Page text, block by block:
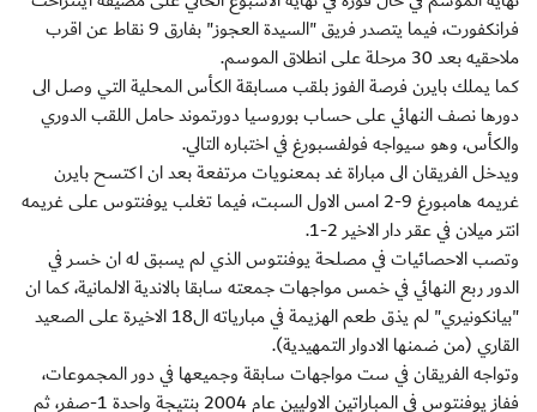
فرانكفورت، فيما يتصدر فريق "السيدة العجوز" بفارق 9 نقاط عن اقرب
ملاحقيه بعد 30 مرحلة على انطلاق الموسم.
كما يملك بايرن فرصة الفوز بلقب مسابقة الكأس المحلية التي وصل الى
دورها نصف النهائي على حساب بوروسيا دورتموند حامل اللقب الدوري
والكأس، وهو سيواجه فولفسبورغ في اختباره التالي.
ويدخل الفريقان الى مباراة غد بمعنويات مرتفعة بعد ان اكتسح بايرن
غريمه هامبورغ 9-2 امس الاول السبت، فيما تغلب يوفنتوس على غريمه
انتر ميلان في عقر دار الاخير 2-1.
وتصب الاحصائيات في مصلحة يوفنتوس الذي لم يسبق له ان خسر في
الدور ربع النهائي في خمس مواجهات جمعته سابقا بالاندية الالمانية، كما ان
"بيانكونيري" لم يذق طعم الهزيمة في مبارياته ال18 الاخيرة على الصعيد
القاري (من ضمنها الادوار التمهيدية).
وتواجه الفريقان في ست مواجهات سابقة وجميعها في دور المجموعات،
ففاز يوفنتوس في المباراتين الاوليين عام 2004 بنتيجة واحدة 1-صفر، ثم